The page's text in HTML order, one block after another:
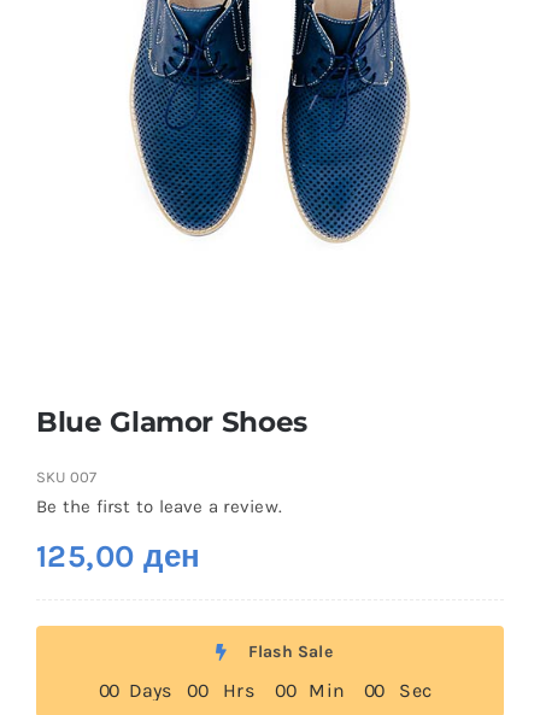
Blue Glamor Shoes
SKU 007
Be the first to leave a review.
125,00 ден
Flash Sale
00 Days 00 Hrs 00 Min 00 Sec